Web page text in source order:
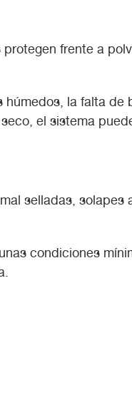
frente a
la falta de
el sistema
selladas, solapes
condiciones